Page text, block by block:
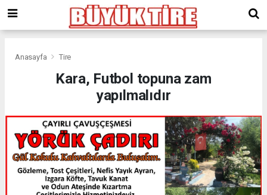
giriş
kingroyal
Anasayfa Tire
Kara, Futbol topuna zam
yapılmalıdır